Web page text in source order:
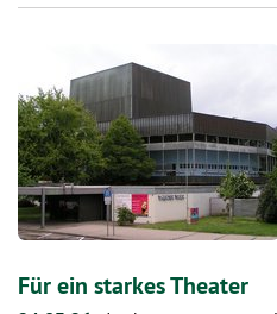
Für ein starkes Theater